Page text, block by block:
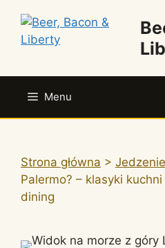
treści
Menu
Strona główna > Jedzenie
Palermo? – klasyki
dining